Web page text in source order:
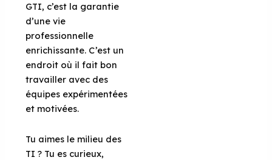
GTI, c’est la garantie
d’une vie
professionnelle
enrichissante. C’est un
endroit où il fait bon
travailler avec des
équipes expérimentées
et motivées.
Tu aimes le milieu des
TI ? Tu es curieux,